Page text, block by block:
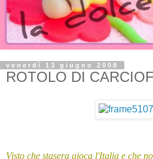
venerdì 13 giugno 2008
ROTOLO DI
Visto che stasera gioca l'Italia e che